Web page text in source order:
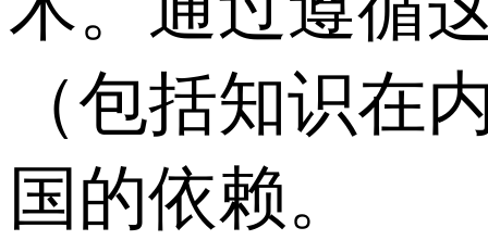
（包括知识在
国的依赖。